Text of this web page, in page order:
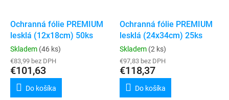
Ochranná fólie PREMIUM
lesklá (12x18cm) 50ks
Skladem (46 ks)
€83,99 bez DPH
€101,63
Do košíka
Ochranná fólie PREMIUM
lesklá (24x34cm) 25ks
Skladem (2 ks)
€97,83 bez DPH
€118,37
Do košíka